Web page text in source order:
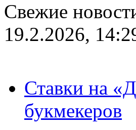
Свежие
19.2.2026,
Ставки на
букмекеров